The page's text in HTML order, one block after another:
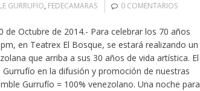
GURRUFIO, FEDECAMARAS 0 COMENTARIOS
de Octubre de 2014.- Para celebrar los 70 años
en Teatrex El Bosque, se estará realizando un
que arriba a sus 30 años de vida artística. El
en la difusión y promoción de nuestras
Gurrufío = 100% venezolano. Una noche para